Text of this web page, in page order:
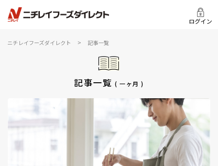
ログイン
ニチレイフーズダイレクト > 記事一覧
記事一覧 ( 一ヶ月 )